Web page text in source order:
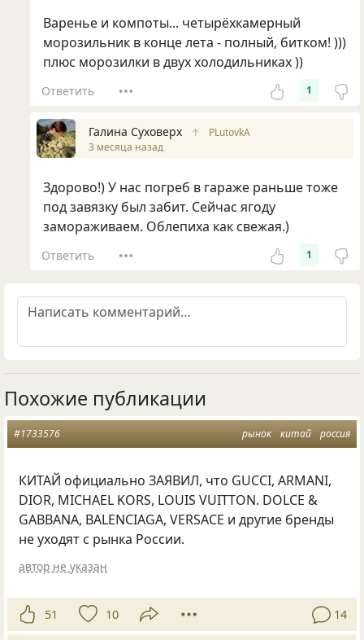
Варенье и компоты... четырёхкамерный
морозильник в конце лета - полный, битком! )))
плюс морозилки в двух холодильниках ))
Ответить 1
Галина Суховерх ↑
PLutоvkА
3 месяца назад
Здорово!) У нас погреб в гараже раньше тоже
под завязку был забит. Сейчас ягоду
замораживаем. Облепиха как свежая.)
Ответить 1
Похожие публикации
рынок китай россия
#1733576
КИТАЙ официально ЗАЯВИЛ, что GUCCI, ARMANI,
DIOR, MICHAEL KORS, LOUIS VUITTON. DOLCE &
GABBANA, BALENCIAGA, VERSACE и другие бренды
не уходят с рынка России.
автор не указан
51 10 14